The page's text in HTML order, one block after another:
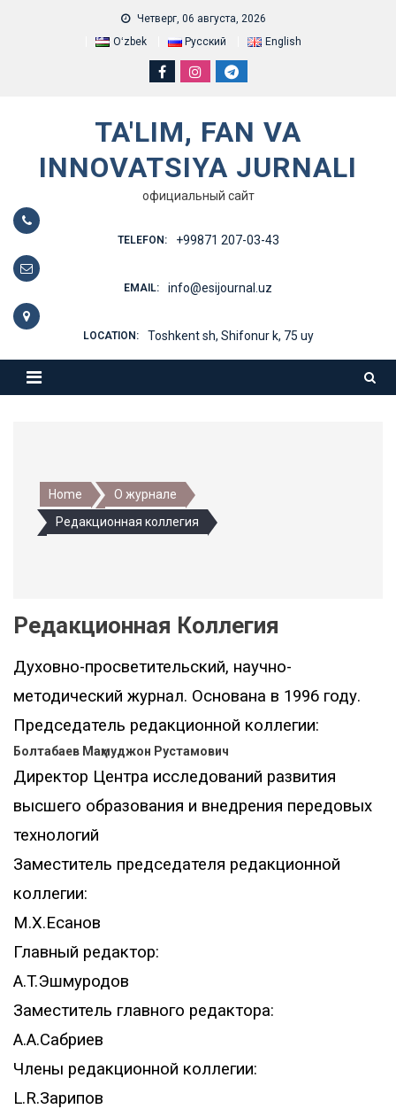
Четверг, 06 августа, 2026
Oʻzbek
Русский English
TA'LIM, FAN VA
INNOVATSIYA JURNALI
официальный сайт
TELEFON: +99871 207-03-43
EMAIL: info@esijournal.uz
LOCATION: Toshkent sh, Shifonur k, 75 uy
Home
О журнале
Редакционная коллегия
Редакционная Коллегия
Духовно-просветительский, научно-
методический журнал. Основана в 1996 году.
Председатель редакционной коллегии:
Болтабаев Маҳмуджон Рустамович
Директор Центра исследований развития
высшего образования и внедрения передовых
технологий
Заместитель председателя редакционной
коллегии:
M.X.Есанов
Главный редактор:
A.T.Эшмуродов
Заместитель главного редактора:
A.A.Сабриев
Члены редакционной коллегии:
L.R.Зарипов